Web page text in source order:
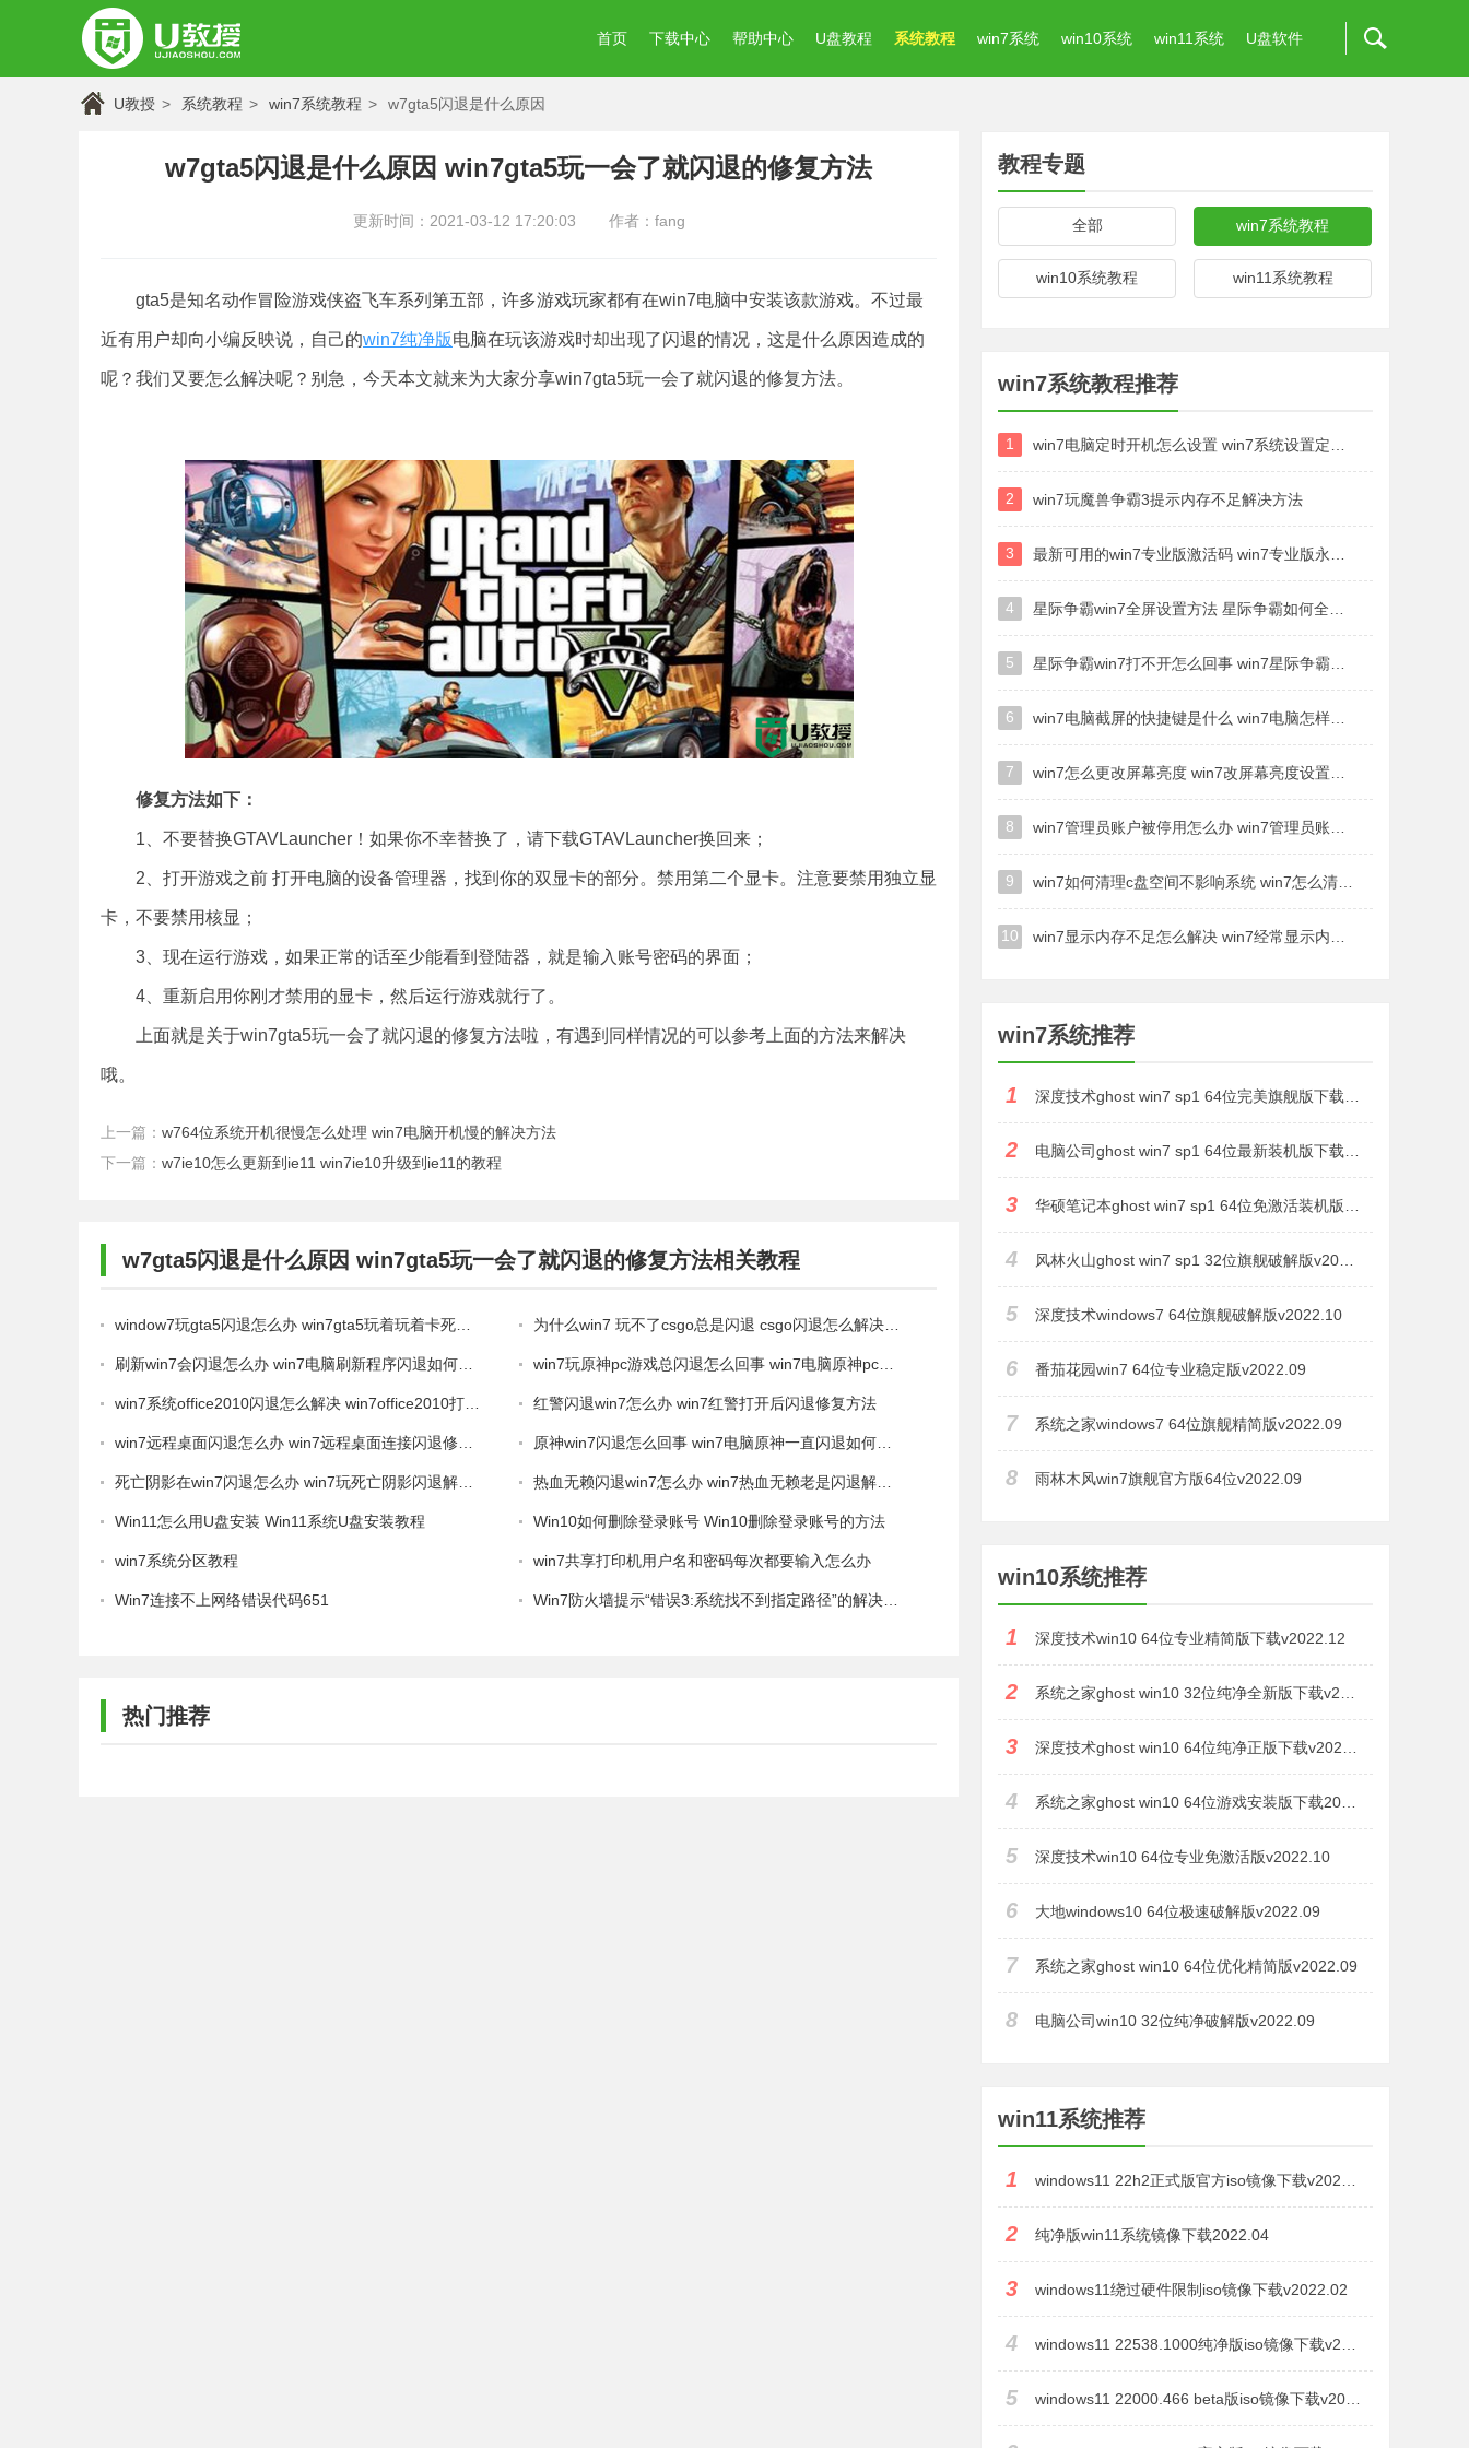
首页 下载中心 帮助中心 U盘教程 系统教程 win7系统 win10系统 win11系统 U盘软件
U教授 系统教程 win7系统教程 w7gta5闪退是什么原因
w7gta5闪退是什么原因 win7gta5玩一会了就闪退的修复方法
更新时间：2021-03-12 17:20:03 作者：fang
gta5是知名动作冒险游戏侠盗飞车系列第五部，许多游戏玩家都有在win7电脑中安装该款游戏。不过最
近有用户却向小编反映说，自己的win7纯净版电脑在玩该游戏时却出现了闪退的情况，这是什么原因造成的
呢？我们又要怎么解决呢？别急，今天本文就来为大家分享win7gta5玩一会了就闪退的修复方法。
修复方法如下：
1、不要替换GTAVLauncher！如果你不幸替换了，请下载GTAVLauncher换回来；
2、打开游戏之前 打开电脑的设备管理器，找到你的双显卡的部分。禁用第二个显卡。注意要禁用独立显
卡，不要禁用核显；
3、现在运行游戏，如果正常的话至少能看到登陆器，就是输入账号密码的界面；
4、重新启用你刚才禁用的显卡，然后运行游戏就行了。
上面就是关于win7gta5玩一会了就闪退的修复方法啦，有遇到同样情况的可以参考上面的方法来解决
哦。
上一篇： w764位系统开机很慢怎么处理 win7电脑开机慢的解决方法
下一篇： w7ie10怎么更新到ie11 win7ie10升级到ie11的教程
w7gta5闪退是什么原因 win7gta5玩一会了就闪退的修复方法相关教程
window7玩gta5闪退怎么办 win7gta5玩着玩着卡死闪退怎么解决 为什么win7 玩不了csgo总是闪退 csgo闪退怎么解决win7
刷新win7会闪退怎么办 win7电脑刷新程序闪退如何修复 win7玩原神pc游戏总闪退怎么回事 win7电脑原神pc为什么老是闪退
win7系统office2010闪退怎么解决 win7office2010打开闪退的修复方法 红警闪退win7怎么办 win7红警打开后闪退修复方法
win7远程桌面闪退怎么办 win7远程桌面连接闪退修复方法 原神win7闪退怎么回事 win7电脑原神一直闪退如何处理
死亡阴影在win7闪退怎么办 win7玩死亡阴影闪退解决方法 热血无赖闪退win7怎么办 win7热血无赖老是闪退解决方法
Win11怎么用U盘安装 Win11系统U盘安装教程 Win10如何删除登录账号 Win10删除登录账号的方法
win7系统分区教程 win7共享打印机用户名和密码每次都要输入怎么办
Win7连接不上网络错误代码651 Win7防火墙提示“错误3:系统找不到指定路径”的解决措施
热门推荐
教程专题
全部 win7系统教程
win10系统教程 win11系统教程
win7系统教程推荐
1
2 win7玩魔兽争霸3提示内存不足解决方法
3
4
5
6
7
8
9
10
win7系统推荐
1
2
3
4
5 深度技术windows7 64位旗舰破解版v2022.10
6 番茄花园win7 64位专业稳定版v2022.09
7 系统之家windows7 64位旗舰精简版v2022.09
8 雨林木风win7旗舰官方版64位v2022.09
win10系统推荐
1 深度技术win10 64位专业精简版下载v2022.12
2
3
4
5 深度技术win10 64位专业免激活版v2022.10
6 大地windows10 64位极速破解版v2022.09
7 系统之家ghost win10 64位优化精简版v2022.09
8 电脑公司win10 32位纯净破解版v2022.09
win11系统推荐
1
2 纯净版win11系统镜像下载2022.04
3 windows11绕过硬件限制iso镜像下载v2022.02
4
5